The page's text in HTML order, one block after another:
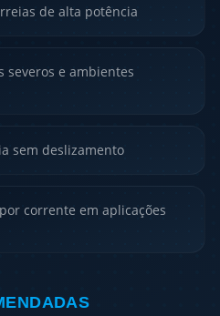
de alta potência
severos e ambientes
sem deslizamento
corrente em aplicações